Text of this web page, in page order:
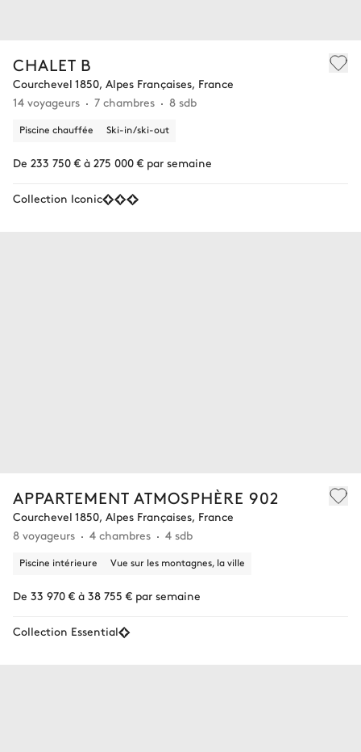
CHALET B
Courchevel 1850, Alpes Françaises, France
14 voyageurs
7 chambres 8 sdb
Piscine chauffée Ski-in/ski-out
De 233 750 € à 275 000 € par semaine
Collection Iconic
APPARTEMENT ATMOSPHÈRE 902
Courchevel 1850, Alpes Françaises, France
8 voyageurs
4 chambres 4 sdb
Piscine intérieure Vue sur les montagnes, la ville
De 33 970 € à 38 755 € par semaine
Collection Essential